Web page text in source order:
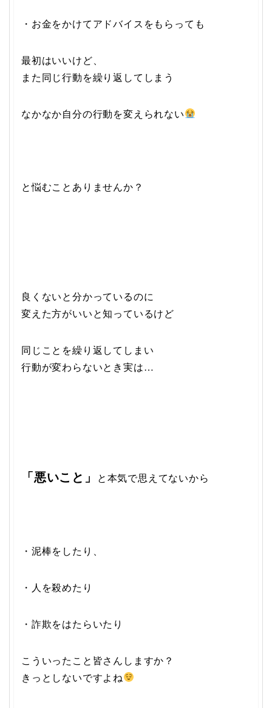
・お金をかけてアドバイスをもらっても
最初はいいけど、
また同じ行動を繰り返してしまう
なかなか自分の行動を変えられない
と悩むことありませんか？
良くないと分かっているのに
変えた方がいいと知っているけど
同じことを繰り返してしまい
行動が変わらないとき実は…
「悪いこと」 と本気で思えてないから
・泥棒をしたり、
・人を殺めたり
・詐欺をはたらいたり
こういったこと皆さんしますか？
きっとしないですよね